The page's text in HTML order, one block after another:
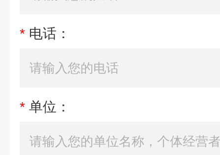
* 电话：
* 单位：